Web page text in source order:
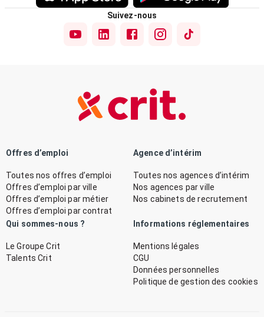
Suivez-nous
Offres d’emploi
Toutes nos offres d’emploi
Offres d’emploi par ville
Offres d’emploi par métier
Offres d’emploi par contrat
Agence d’intérim
Toutes nos agences d’intérim
Nos agences par ville
Nos cabinets de recrutement
Qui sommes-nous ?
Le Groupe Crit
Talents Crit
Informations réglementaires
Mentions légales
CGU
Données personnelles
Politique de gestion des cookies